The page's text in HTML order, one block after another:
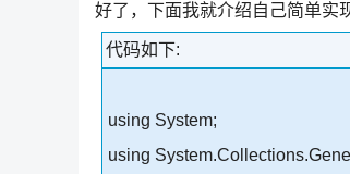
好了，下面我就介绍自己简单实
代码如下:
using System;
using